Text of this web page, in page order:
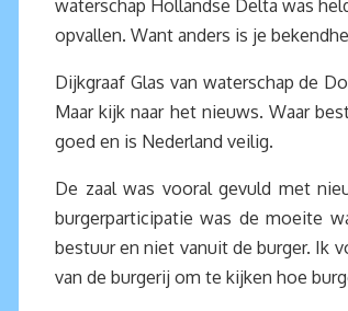
waterschap Hollandse Delta was
opvallen. Want anders is je
Dijkgraaf Glas van waterschap de
Maar kijk naar het nieuws. Waar
goed en is Nederland veilig.
De zaal was vooral gevuld met
burgerparticipatie was de moeite
bestuur en niet vanuit de burger. Ik
van de burgerij om te kijken hoe